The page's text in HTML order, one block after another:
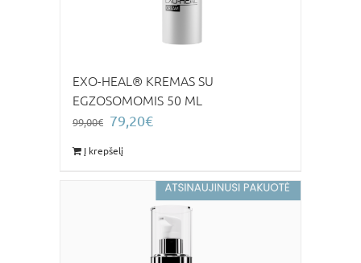
EXO-HEAL® KREMAS SU
EGZOSOMOMIS 50 ML
99,00€
Original
was:
79,20€Current
Į krepšelį